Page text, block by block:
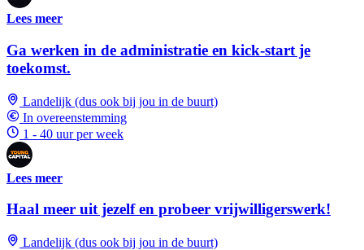
Lees meer
Ga werken in de administratie en kick-start je
toekomst.
Landelijk (dus ook bij jou in de buurt)
In overeenstemming
1 - 40 uur per week
Lees meer
Haal meer uit jezelf en probeer vrijwilligerswerk!
Landelijk (dus ook bij jou in de buurt)